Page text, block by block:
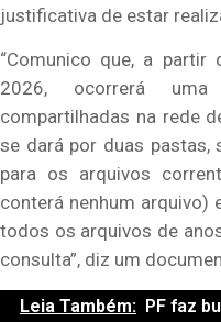
justificativa de estar
“Comunico que, a
2026, ocorrerá uma
compartilhadas na rede
se dará por duas pastas,
para os arquivos
conterá nenhum arquivo)
todos os arquivos de
consulta”, diz um
Leia Também: PF faz